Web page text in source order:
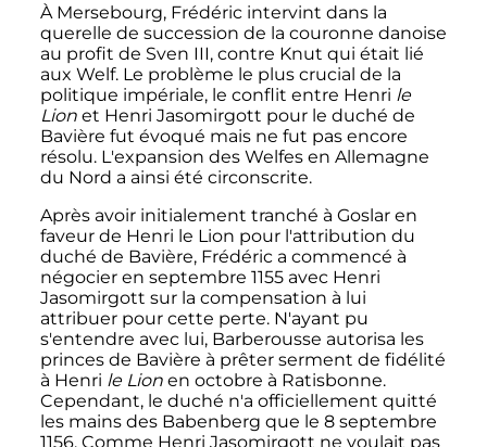
À Mersebourg, Frédéric intervint dans la
querelle de succession de la couronne danoise
au profit de Sven III, contre Knut qui était lié
aux Welf. Le problème le plus crucial de la
politique impériale, le conflit entre Henri le
Lionet Henri Jasomirgott pour le duché de
Bavière fut évoqué mais ne fut pas encore
résolu. L'expansion des Welfes en Allemagne
du Nord a ainsi été circonscrite.
Après avoir initialement tranché à Goslar en
faveur de Henri le Lion pour l'attribution du
duché de Bavière, Frédéric a commencé à
négocier en septembre 1155 avec Henri
Jasomirgott sur la compensation à lui
attribuer pour cette perte. N'ayant pu
s'entendre avec lui, Barberousse autorisa les
princes de Bavière à prêter serment de fidélité
à Henri le Lionen octobre à Ratisbonne.
Cependant, le duché n'a officiellement quitté
les mains des Babenberg que le 8 septembre
1156. Comme Henri Jasomirgott ne voulait pas